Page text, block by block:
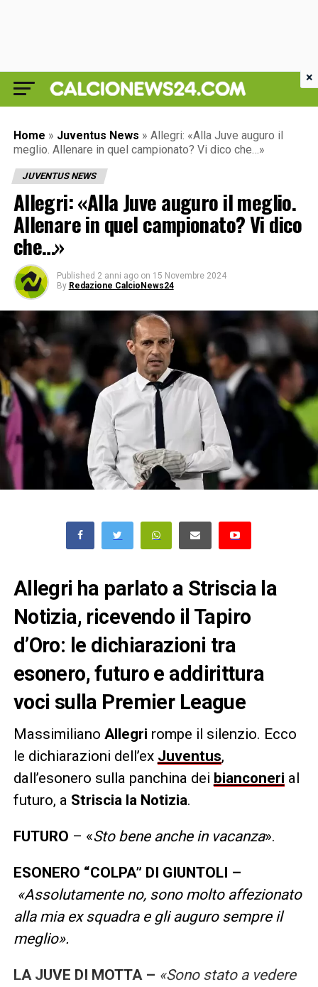
Home » Juventus News » Allegri: «Alla Juve auguro il
meglio. Allenare in quel campionato? Vi dico che…»
JUVENTUS NEWS
Allegri: «Alla Juve auguro il meglio.
Allenare in quel campionato? Vi dico
che…»
Published 2 anni ago on 15 Novembre 2024
By Redazione CalcioNews24
Allegri ha parlato a Striscia la
Notizia, ricevendo il Tapiro
d’Oro: le dichiarazioni tra
esonero, futuro e addirittura
voci sulla Premier League
Massimiliano Allegri rompe il silenzio. Ecco
le dichiarazioni dell’ex Juventus,
dall’esonero sulla panchina dei bianconeri al
futuro, a Striscia la Notizia.
FUTURO – «Sto bene anche in vacanza».
ESONERO “COLPA” DI GIUNTOLI –
«Assolutamente no, sono molto affezionato
alla mia ex squadra e gli auguro sempre il
meglio».
LA JUVE DI MOTTA – «Sono stato a vedere
×